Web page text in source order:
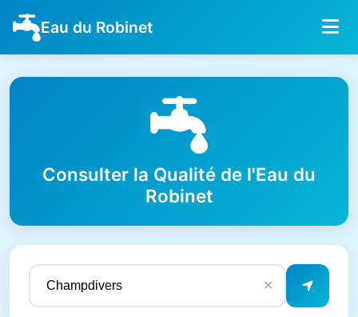
Eau du Robinet
Consulter la Qualité de l'Eau du
Robinet
✕